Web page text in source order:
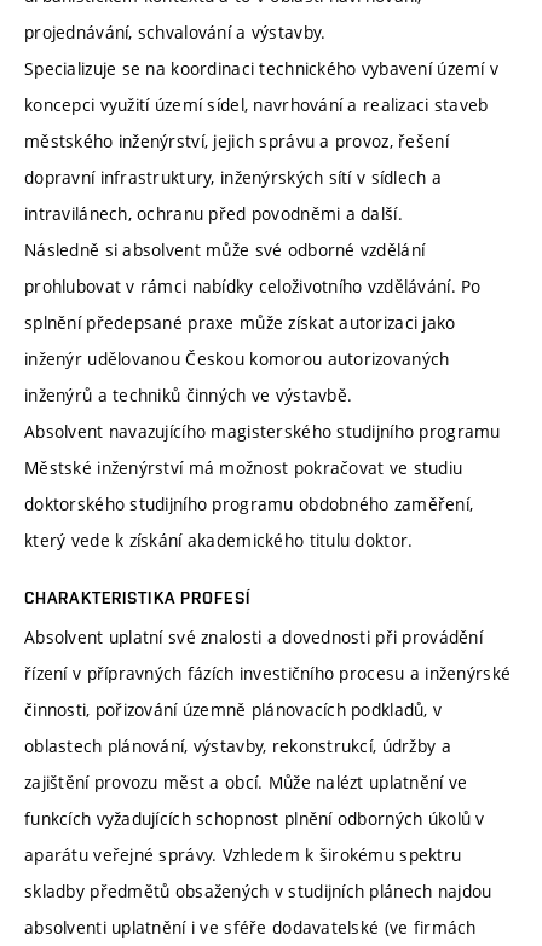
projednávání, schvalování a výstavby.
Specializuje se na koordinaci technického vybavení území v
koncepci využití území sídel, navrhování a realizaci staveb
městského inženýrství, jejich správu a provoz, řešení
dopravní infrastruktury, inženýrských sítí v sídlech a
intravilánech, ochranu před povodněmi a další.
Následně si absolvent může své odborné vzdělání
prohlubovat v rámci nabídky celoživotního vzdělávání. Po
splnění předepsané praxe může získat autorizaci jako
inženýr udělovanou Českou komorou autorizovaných
inženýrů a techniků činných ve výstavbě.
Absolvent navazujícího magisterského studijního programu
Městské inženýrství má možnost pokračovat ve studiu
doktorského studijního programu obdobného zaměření,
který vede k získání akademického titulu doktor.
CHARAKTERISTIKA PROFESÍ
Absolvent uplatní své znalosti a dovednosti při provádění
řízení v přípravných fázích investičního procesu a inženýrské
činnosti, pořizování územně plánovacích podkladů, v
oblastech plánování, výstavby, rekonstrukcí, údržby a
zajištění provozu měst a obcí. Může nalézt uplatnění ve
funkcích vyžadujících schopnost plnění odborných úkolů v
aparátu veřejné správy. Vzhledem k širokému spektru
skladby předmětů obsažených v studijních plánech najdou
absolventi uplatnění i ve sféře dodavatelské (ve firmách